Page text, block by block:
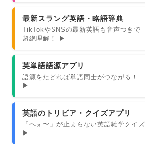
最新スラング英語・略語辞典
TikTokやSNSの最新英語も音声つきで
超絶理解！ ▶
英単語語源アプリ
語源をたどれば単語同士がつながる！
▶
英語のトリビア・クイズアプリ
「へぇ〜」が止まらない英語雑学クイズ
▶